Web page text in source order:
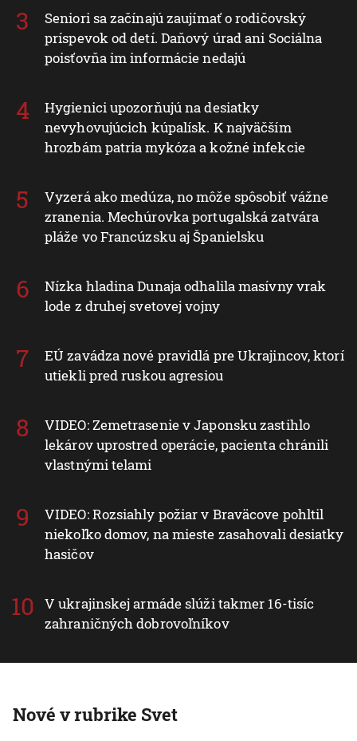
Seniori sa začínajú zaujímať o rodičovský
príspevok od detí. Daňový úrad ani Sociálna
poisťovňa im informácie nedajú
Hygienici upozorňujú na desiatky
nevyhovujúcich kúpalísk. K najväčším
hrozbám patria mykóza a kožné infekcie
Vyzerá ako medúza, no môže spôsobiť vážne
zranenia. Mechúrovka portugalská zatvára
pláže vo Francúzsku aj Španielsku
Nízka hladina Dunaja odhalila masívny vrak
lode z druhej svetovej vojny
EÚ zavádza nové pravidlá pre Ukrajincov, ktorí
utiekli pred ruskou agresiou
VIDEO: Zemetrasenie v Japonsku zastihlo
lekárov uprostred operácie, pacienta chránili
vlastnými telami
VIDEO: Rozsiahly požiar v Braväcove pohltil
niekoľko domov, na mieste zasahovali desiatky
hasičov
V ukrajinskej armáde slúži takmer 16-tisíc
zahraničných dobrovoľníkov
Nové v rubrike Svet